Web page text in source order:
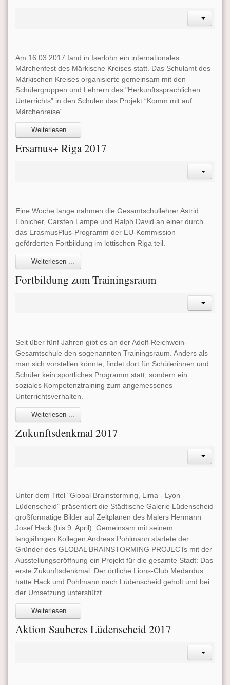
Am 16.03.2017 fand in Iserlohn ein internationales
Märchenfest des Märkische Kreises statt. Das Schulamt des
Märkischen Kreises organisierte gemeinsam mit den
Schülergruppen und Lehrern des "Herkunftssprachlichen
Unterrichts" in den Schulen das Projekt “Komm mit auf
Märchenreise“.
Weiterlesen ...
Ersamus+ Riga 2017
Eine Woche lange nahmen die Gesamtschullehrer Astrid
Ebnicher, Carsten Lampe und Ralph David an einer durch
das ErasmusPlus-Programm der EU-Kommission
geförderten Fortbildung im lettischen Riga teil.
Weiterlesen ...
Fortbildung zum Trainingsraum
Seit über fünf Jahren gibt es an der Adolf-Reichwein-
Gesamtschule den sogenannten Trainingsraum. Anders als
man sich vorstellen könnte, findet dort für Schülerinnen und
Schüler kein sportliches Programm statt, sondern ein
soziales Kompetenztraining zum angemessenes
Unterrichtsverhalten.
Weiterlesen ...
Zukunftsdenkmal 2017
Unter dem Titel "Global Brainstorming, Lima - Lyon -
Lüdenscheid" präsentiert die Städtische Galerie Lüdenscheid
großformatige Bilder auf Zeltplanen des Malers Hermann
Josef Hack (bis 9. April). Gemeinsam mit seinem
langjährigen Kollegen Andreas Pohlmann startete der
Gründer des GLOBAL BRAINSTORMING PROJECTs mit der
Ausstellungseröffnung ein Projekt für die gesamte Stadt: Das
erste Zukunftsdenkmal. Der örtliche Lions-Club Medardus
hatte Hack und Pohlmann nach Lüdenscheid geholt und bei
der Umsetzung unterstützt.
Weiterlesen ...
Aktion Sauberes Lüdenscheid 2017